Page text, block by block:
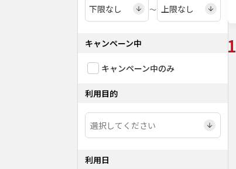
〜
キャンペーン中
キャンペーン中のみ
利用目的
利用日
1